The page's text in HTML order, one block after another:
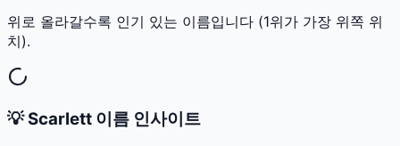
위로 올라갈수록 인기 있는 이름입니다 (1위가 가장 위쪽 위
치).
💡Scarlett 이름 인사이트